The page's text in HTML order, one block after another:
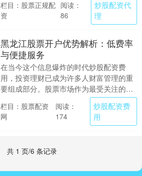
流程简单便捷....
栏目：股票正规配
资
阅读：
86
炒股配资代
理
黑龙江股票开户优势解析：低费率
与便捷服务
在当今这个信息爆炸的时代炒股配资费
用，投资理财已成为许多人财富管理的重
要组成部分。股票市场作为最受关注的投
资领域之一，吸引着越来越多的投资者参
与其中。对于黑龙江....
栏目：股票配资
网
阅读：
174
炒股配资费
用
共 1 页/6 条记录